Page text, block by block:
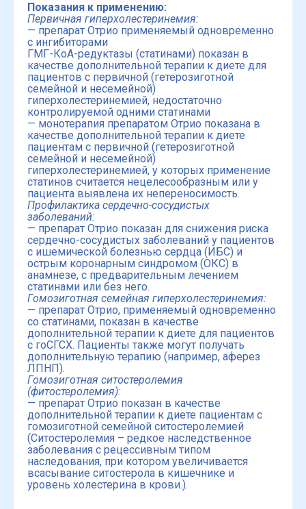
Показания к применению:
Первичная гиперхолестеринемия:
— препарат Отрио применяемый одновременно
с ингибиторами
ГМГ-КоА-редуктазы (статинами) показан в
качестве дополнительной терапии к диете для
пациентов с первичной (гетерозиготной
семейной и несемейной)
гиперхолестеринемией, недостаточно
контролируемой одними статинами
— монотерапия препаратом Отрио показана в
качестве дополнительной терапии к диете
пациентам с первичной (гетерозиготной
семейной и несемейной)
гиперхолестеринемией, у которых применение
статинов считается нецелесообразным или у
пациента выявлена их непереносимость.
Профилактика сердечно-сосудистых
заболеваний:
— препарат Отрио показан для снижения риска
сердечно-сосудистых заболеваний у пациентов
с ишемической болезнью сердца (ИБС) и
острым коронарным синдромом (ОКС) в
анамнезе, с предварительным лечением
статинами или без него.
Гомозиготная семейная гиперхолестеринемия:
— препарат Отрио, применяемый одновременно
со статинами, показан в качестве
дополнительной терапии к диете для пациентов
с гоСГСХ. Пациенты также могут получать
дополнительную терапию (например, аферез
ЛПНП).
Гомозиготная ситостеролемия
(фитостеролемия):
— препарат Отрио показан в качестве
дополнительной терапии к диете пациентам с
гомозиготной семейной ситостеролемией
(Ситостеролемия – редкое наследственное
заболевания с рецессивным типом
наследования, при котором увеличивается
всасывание ситостерола в кишечнике и
уровень холестерина в крови.).